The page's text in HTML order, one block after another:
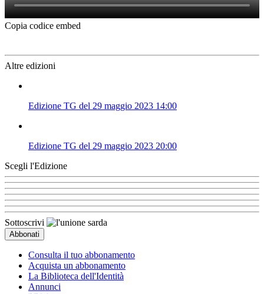
Copia codice embed
Altre edizioni
Edizione TG del 29 maggio 2023 14:00
Edizione TG del 29 maggio 2023 20:00
Scegli l'Edizione
Sottoscrivi
Consulta il tuo abbonamento
Acquista un abbonamento
La Biblioteca dell'Identità
Annunci